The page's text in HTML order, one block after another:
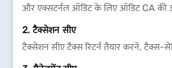
और एक्सटर्नल ऑडिट के लिए ऑडिट CA की
2. टैक्सेशन सीए
टैक्सेशन सीए टैक्स रिटर्न तैयार करने, टैक्स-